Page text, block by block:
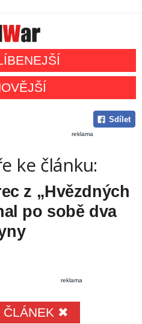
Sdílet
reklama
ke článku:
z „Hvězdných
po sobě dva
reklama
ČLÁNEK ✖